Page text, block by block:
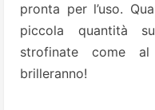
pronta per l’uso.
piccola quantità
strofinate come
brilleranno!